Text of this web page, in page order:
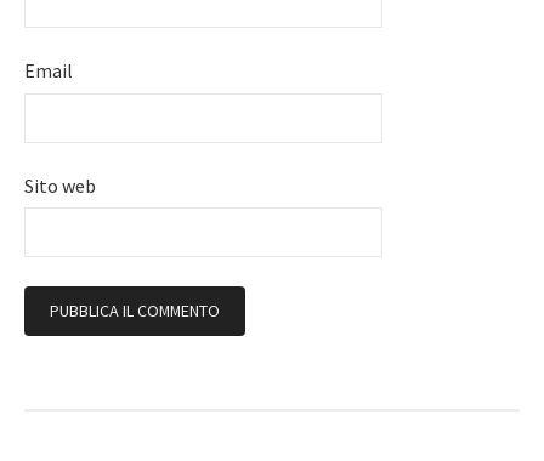
Email
Sito web